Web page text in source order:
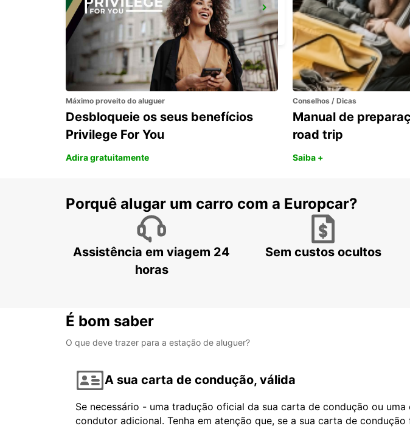
CHARLEROI CENTRO
JUMET - BELGIUM ZAVENTEM - BELGIUM
Máximo proveito do aluguer
Desbloqueie os seus benefícios
Privilege For You
Adira gratuitamente
Conselhos / Dicas
Manual de
road trip
Saiba +
Porquê alugar um carro com a Europcar?
Assistência em viagem 24
horas
Sem custos ocultos
É bom saber
O que deve trazer para a estação de aluguer?
A sua carta de condução, válida
Se necessário - uma tradução oficial da sua carta de condução ou
condutor adicional. Tenha em atenção que, se a sua carta de